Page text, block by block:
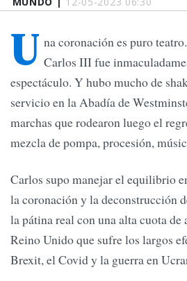
U na coronación es puro
Carlos III fue
espectáculo. Y hubo mucho de
servicio en la Abadía de
marchas que rodearon luego el
mezcla de pompa, procesión,
Carlos supo manejar el equilibrio
la coronación y la deconstrucción
la pátina real con una alta cuota de
Reino Unido que sufre los largos
Brexit, el Covid y la guerra en